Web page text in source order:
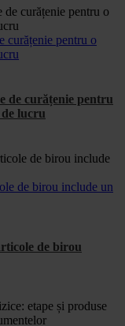
curățenie pentru o
de curățenie pentru
lucru
de birou include un
de birou